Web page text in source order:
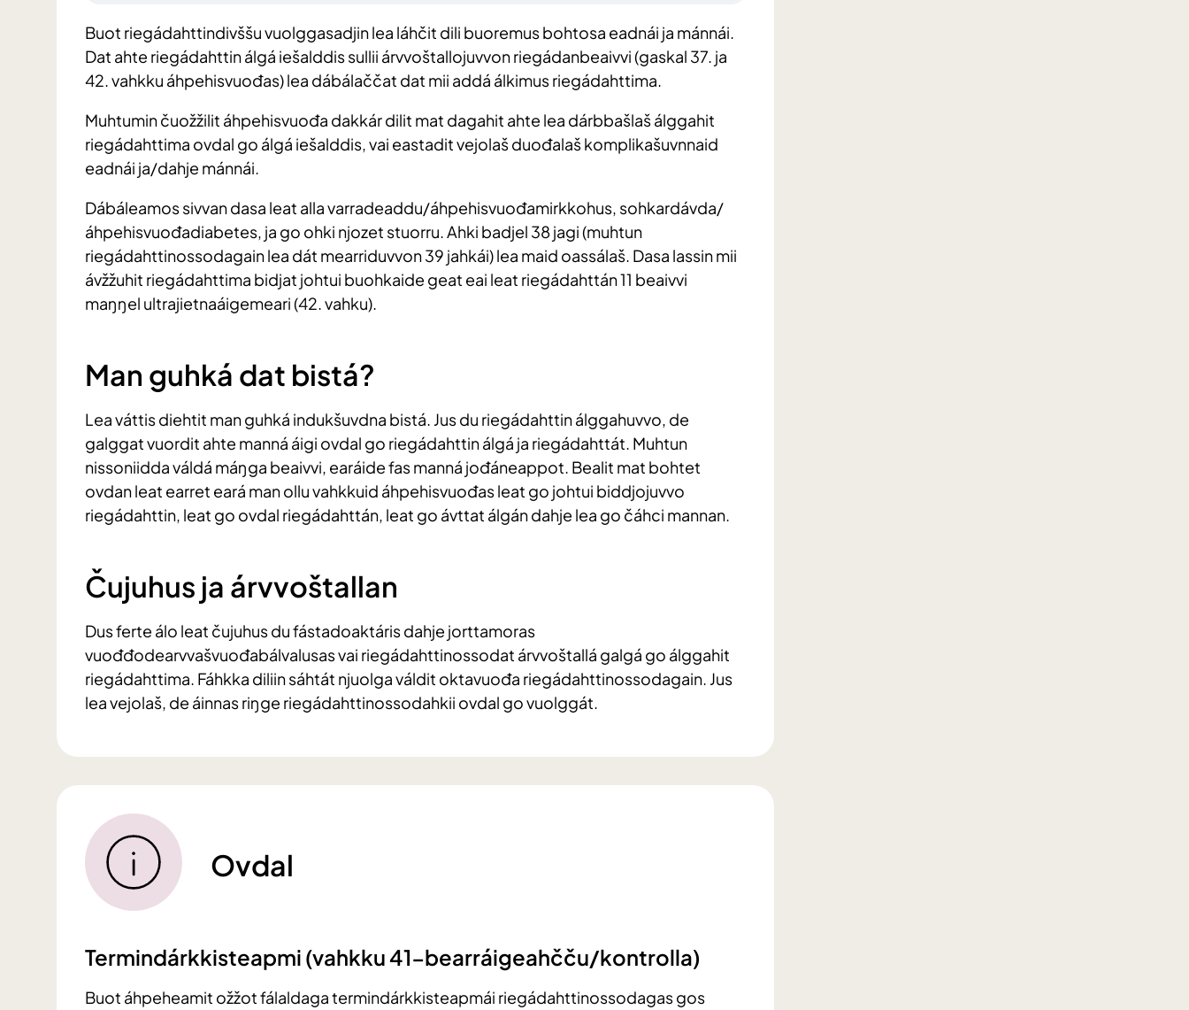
Buot riegádahttindivššu vuolggasadjin lea láhčit dili buoremus bohtosa eadnái ja mánnái.
Dat ahte riegádahttin álgá iešalddis sullii árvvoštallojuvvon riegádanbeaivvi (gaskal 37. ja
42. vahkku áhpehisvuođas) lea dábálaččat dat mii addá álkimus riegádahttima.
Muhtumin čuožžilit áhpehisvuođa dakkár dilit mat dagahit ahte lea dárbbašlaš álggahit
riegádahttima ovdal go álgá iešalddis, vai eastadit vejolaš duođalaš komplikašuvnnaid
eadnái ja/dahje mánnái.
Dábáleamos sivvan dasa leat alla varradeaddu/áhpehisvuođamirkkohus, sohkardávda/
áhpehisvuođadiabetes, ja go ohki njozet stuorru. Ahki badjel 38 jagi (muhtun
riegádahttinossodagain lea dát mearriduvvon 39 jahkái) lea maid oassálaš. Dasa lassin mii
ávžžuhit riegádahttima bidjat johtui buohkaide geat eai leat riegádahttán 11 beaivvi
maŋŋel ultrajietnaáigemeari (42. vahku).
Man guhká dat bistá?
Lea váttis diehtit man guhká indukšuvdna bistá. Jus du riegádahttin álggahuvvo, de
galggat vuordit ahte manná áigi ovdal go riegádahttin álgá ja riegádahttát. Muhtun
nissoniidda váldá máŋga beaivvi, earáide fas manná jođáneappot. Bealit mat bohtet
ovdan leat earret eará man ollu vahkkuid áhpehisvuođas leat go johtui biddjojuvvo
riegádahttin, leat go ovdal riegádahttán, leat go ávttat álgán dahje lea go čáhci mannan.
Čujuhus ja árvvoštallan
Dus ferte álo leat čujuhus du fástadoaktáris dahje jorttamoras
vuođđodearvvašvuođabálvalusas vai riegádahttinossodat árvvoštallá galgá go álggahit
riegádahttima. Fáhkka diliin sáhtát njuolga váldit oktavuođa riegádahttinossodagain. Jus
lea vejolaš, de áinnas riŋge riegádahttinossodahkii ovdal go vuolggát.
Ovdal
Termindárkkisteapmi (vahkku 41-bearráigeahčču/kontrolla)
Buot áhpeheamit ožžot fálaldaga termindárkkisteapmái riegádahttinossodagas gos